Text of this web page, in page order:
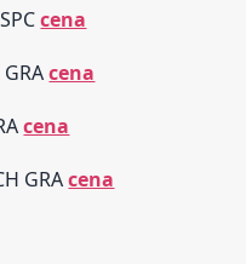
cena
GRAcena
cena
GRAcena